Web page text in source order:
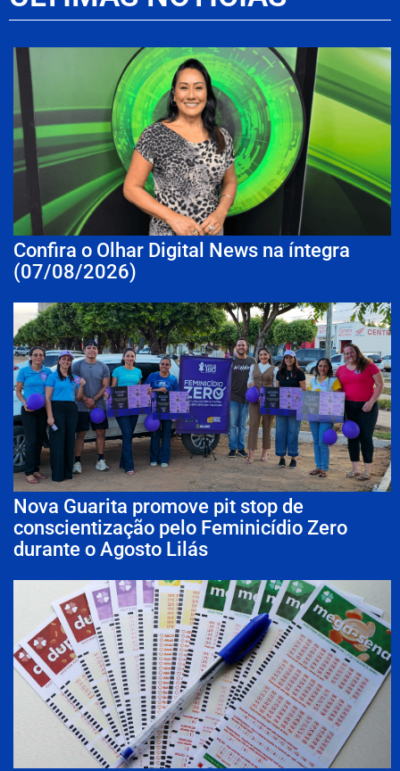
Confira o Olhar Digital News na íntegra
(07/08/2026)
Nova Guarita promove pit stop de
conscientização pelo Feminicídio Zero
durante o Agosto Lilás